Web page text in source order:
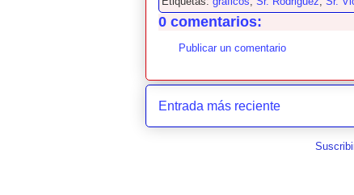
0 comentarios:
Publicar un comentario
Entrada más reciente